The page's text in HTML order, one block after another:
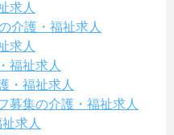
求人
介護・福祉求人
求人
福祉求人
・福祉求人
募集の介護・福祉求人
求人